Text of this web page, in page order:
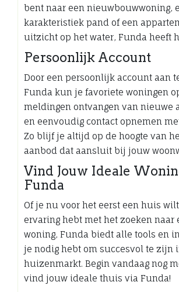
bent naar een nieuwbouwwoning,
karakteristiek pand of een
uitzicht op het water, Funda heeft
Persoonlijk Account
Door een persoonlijk account aan
Funda kun je favoriete woningen
meldingen ontvangen van nieuwe
en eenvoudig contact opnemen
Zo blijf je altijd op de hoogte van
aanbod dat aansluit bij jouw
Vind Jouw Ideale
Funda
Of je nu voor het eerst een huis
ervaring hebt met het zoeken naar
woning, Funda biedt alle tools en
je nodig hebt om succesvol te zijn
huizenmarkt. Begin vandaag nog
vind jouw ideale thuis via Funda!